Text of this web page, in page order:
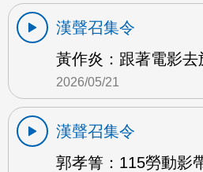
漢聲召集令
黃作炎：跟著電影去
2026/05/21
漢聲召集令
郭孝箐：115勞動影